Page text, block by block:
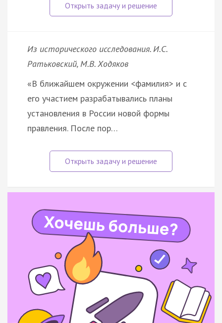
Из исторического исследования. И.С.
Ратьковский, М.В. Ходяков
«В ближайшем окружении <фамилия> и с
его участием разрабатывались планы
установления в России новой формы
правления. После пор…